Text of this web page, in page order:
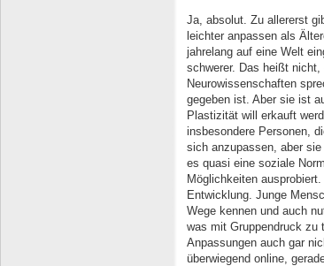
Ja, absolut. Zu allererst
leichter anpassen als
jahrelang auf eine Welt
schwerer. Das heißt
Neurowissenschaften
gegeben ist. Aber sie ist
Plastizität will erkauft
insbesondere Personen,
sich anzupassen, aber
es quasi eine soziale
Möglichkeiten
Entwicklung. Junge
Wege kennen und auch
was mit Gruppendruck
Anpassungen auch gar
überwiegend online,